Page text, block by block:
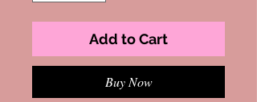
Add to Cart
Buy Now